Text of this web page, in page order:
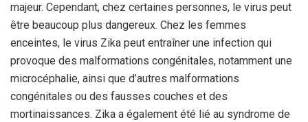
majeur. Cependant, chez certaines personnes, le virus peut
être beaucoup plus dangereux. Chez les femmes
enceintes, le virus Zika peut entraîner une infection qui
provoque des malformations congénitales, notamment une
microcéphalie, ainsi que d’autres malformations
congénitales ou des fausses couches et des
mortinaissances. Zika a également été lié au syndrome de